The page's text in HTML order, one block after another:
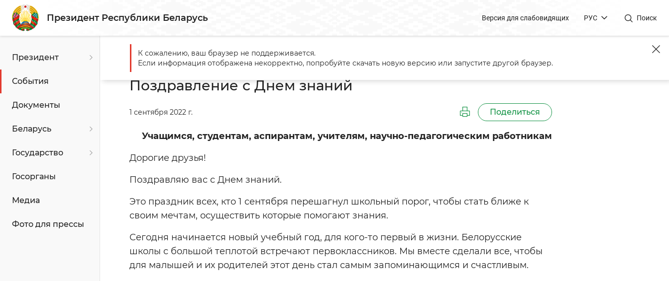
Президент Республики Беларусь Версия для слабовидящих РУС Поиск
Президент
События
Документы
Беларусь
Государство
Госорганы
Медиа
Фото для прессы
Главная События Поздравление с Днем знаний
Поздравление с Днем знаний
1 сентября 2022 г. Поделиться
Учащимся, студентам, аспирантам, учителям, научно-педагогическим работникам
Дорогие друзья!
Поздравляю вас с Днем знаний.
Это праздник всех, кто 1 сентября перешагнул школьный порог, чтобы стать ближе к
своим мечтам, осуществить которые помогают знания.
Сегодня начинается новый учебный год, для кого-то первый в жизни. Белорусские
школы с большой теплотой встречают первоклассников. Мы вместе сделали все, чтобы
для малышей и их родителей этот день стал самым запоминающимся и счастливым.
К сожалению, ваш браузер не поддерживается.
Если информация отображена некорректно, попробуйте скачать новую версию или запустите другой браузер.